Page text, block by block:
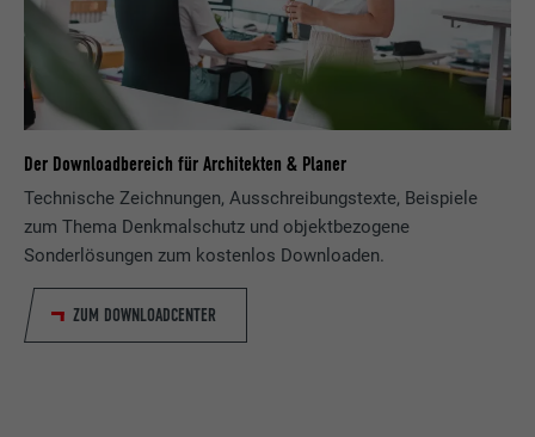
Der Downloadbereich für Architekten & Planer
Technische Zeichnungen, Ausschreibungstexte, Beispiele
zum Thema Denkmalschutz und objektbezogene
Sonderlösungen zum kostenlos Downloaden.
ZUM DOWNLOADCENTER